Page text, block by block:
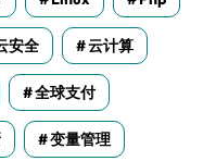
安全 云计算
全球支付
变量管理